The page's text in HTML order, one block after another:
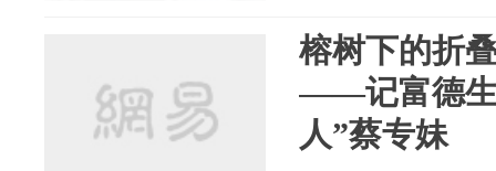
榕树下的折
——记富德生
人”蔡专妹